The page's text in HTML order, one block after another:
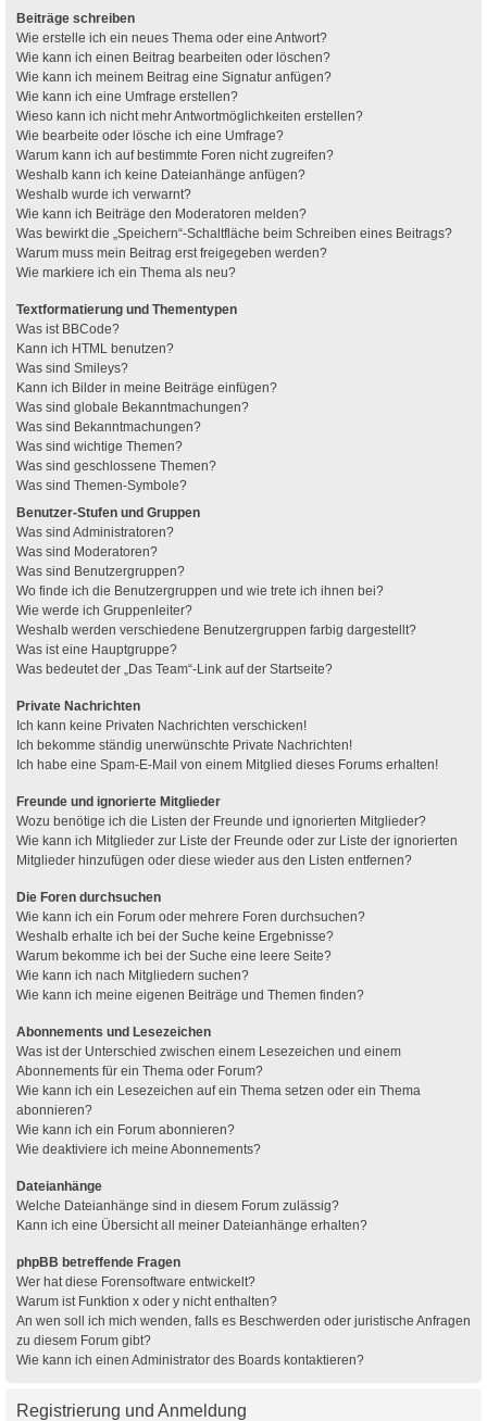
Beiträge schreiben
Wie erstelle ich ein neues Thema oder eine Antwort?
Wie kann ich einen Beitrag bearbeiten oder löschen?
Wie kann ich meinem Beitrag eine Signatur anfügen?
Wie kann ich eine Umfrage erstellen?
Wieso kann ich nicht mehr Antwortmöglichkeiten erstellen?
Wie bearbeite oder lösche ich eine Umfrage?
Warum kann ich auf bestimmte Foren nicht zugreifen?
Weshalb kann ich keine Dateianhänge anfügen?
Weshalb wurde ich verwarnt?
Wie kann ich Beiträge den Moderatoren melden?
Was bewirkt die „Speichern“-Schaltfläche beim Schreiben eines Beitrags?
Warum muss mein Beitrag erst freigegeben werden?
Wie markiere ich ein Thema als neu?
Textformatierung und Thementypen
Was ist BBCode?
Kann ich HTML benutzen?
Was sind Smileys?
Kann ich Bilder in meine Beiträge einfügen?
Was sind globale Bekanntmachungen?
Was sind Bekanntmachungen?
Was sind wichtige Themen?
Was sind geschlossene Themen?
Was sind Themen-Symbole?
Benutzer-Stufen und Gruppen
Was sind Administratoren?
Was sind Moderatoren?
Was sind Benutzergruppen?
Wo finde ich die Benutzergruppen und wie trete ich ihnen bei?
Wie werde ich Gruppenleiter?
Weshalb werden verschiedene Benutzergruppen farbig dargestellt?
Was ist eine Hauptgruppe?
Was bedeutet der „Das Team“-Link auf der Startseite?
Private Nachrichten
Ich kann keine Privaten Nachrichten verschicken!
Ich bekomme ständig unerwünschte Private Nachrichten!
Ich habe eine Spam-E-Mail von einem Mitglied dieses Forums erhalten!
Freunde und ignorierte Mitglieder
Wozu benötige ich die Listen der Freunde und ignorierten Mitglieder?
Wie kann ich Mitglieder zur Liste der Freunde oder zur Liste der ignorierten
Mitglieder hinzufügen oder diese wieder aus den Listen entfernen?
Die Foren durchsuchen
Wie kann ich ein Forum oder mehrere Foren durchsuchen?
Weshalb erhalte ich bei der Suche keine Ergebnisse?
Warum bekomme ich bei der Suche eine leere Seite?
Wie kann ich nach Mitgliedern suchen?
Wie kann ich meine eigenen Beiträge und Themen finden?
Abonnements und Lesezeichen
Was ist der Unterschied zwischen einem Lesezeichen und einem
Abonnements für ein Thema oder Forum?
Wie kann ich ein Lesezeichen auf ein Thema setzen oder ein Thema
abonnieren?
Wie kann ich ein Forum abonnieren?
Wie deaktiviere ich meine Abonnements?
Dateianhänge
Welche Dateianhänge sind in diesem Forum zulässig?
Kann ich eine Übersicht all meiner Dateianhänge erhalten?
phpBB betreffende Fragen
Wer hat diese Forensoftware entwickelt?
Warum ist Funktion x oder y nicht enthalten?
An wen soll ich mich wenden, falls es Beschwerden oder juristische Anfragen
zu diesem Forum gibt?
Wie kann ich einen Administrator des Boards kontaktieren?
Registrierung und Anmeldung